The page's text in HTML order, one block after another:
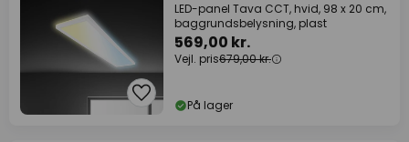
LED-panel Tava CCT, hvid, 98 x 20 cm,
baggrundsbelysning, plast
569,00 kr.
Vejl. pris679,00 kr.
På lager